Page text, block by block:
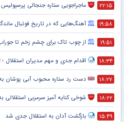
۲۲:۱۵ ماجراجویی ستاره جنجالی پرسپولیس در
۱۹:۵۸ آهنگ‌هایی که در تاریخ فوتبال ماندگار
۱۹:۵۱ از چوب تاک برای چشم زخم تا جوراب
۱۸:۳۴ اقدام جدی و مهم مدیران استقلال
۱۸:۲۷ دست رد ستاره محبوب آبی پوشان به
۱۸:۲۲ شوخی کنایه آمیز سرمربی
۱۵:۴۹ بازگشت آدان به استقلال جدی شد